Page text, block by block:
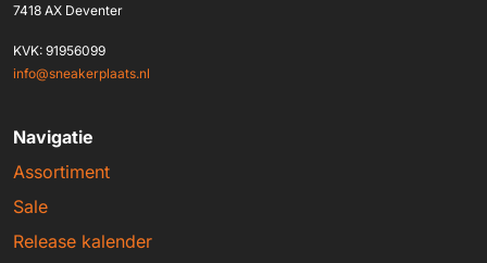
7418 AX Deventer
KVK: 91956099
info@sneakerplaats.nl
Navigatie
Assortiment
Sale
Release kalender